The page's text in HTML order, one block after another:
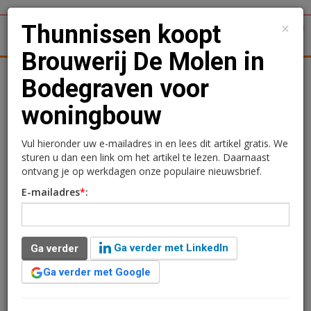
Woningmarkt
Thunnissen koopt
Brouwerij De Molen in
Bodegraven voor
woningbouw
Redactie
27 maart 2025 om 15:53
één jaar geleden aangepast
2 minuten leestijd
Ontwikkelende bouwer Thunnissen heeft
×
Thunnissen koopt
Brouwerij De Molen in
Bodegraven voor
woningbouw
Vul hieronder uw e-mailadres in en lees dit artikel gratis. We
sturen u dan een link om het artikel te lezen. Daarnaast
ontvang je op werkdagen onze populaire nieuwsbrief.
E-mailadres*:
Ga verder
Ga verder met LinkedIn
Ga verder met Google